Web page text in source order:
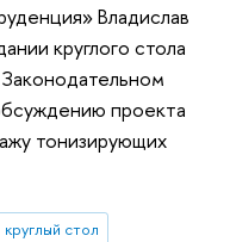
Владислав
круглого стола
проекта
тонизирующих
круглый стол